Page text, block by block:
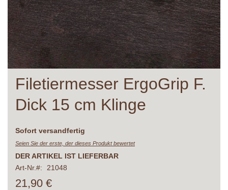
Filetiermesser ErgoGrip F.
Dick 15 cm Klinge
Lieferzeit
Sofort versandfertig
Seien Sie der erste, der dieses Produkt bewertet
DER ARTIKEL IST LIEFERBAR
Art-Nr.
21048
21,90 €
Anfang
Bildergalerie